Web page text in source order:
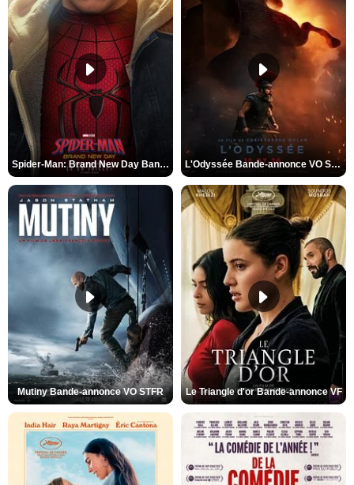
Spider-Man: Brand New Day Bande-annonce VO STFR L'Odyssée Bande-annonce VO STFR
Mutiny Bande-annonce VO STFR Le Triangle d'or Bande-annonce VF